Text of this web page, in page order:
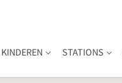
KINDEREN STATIONS